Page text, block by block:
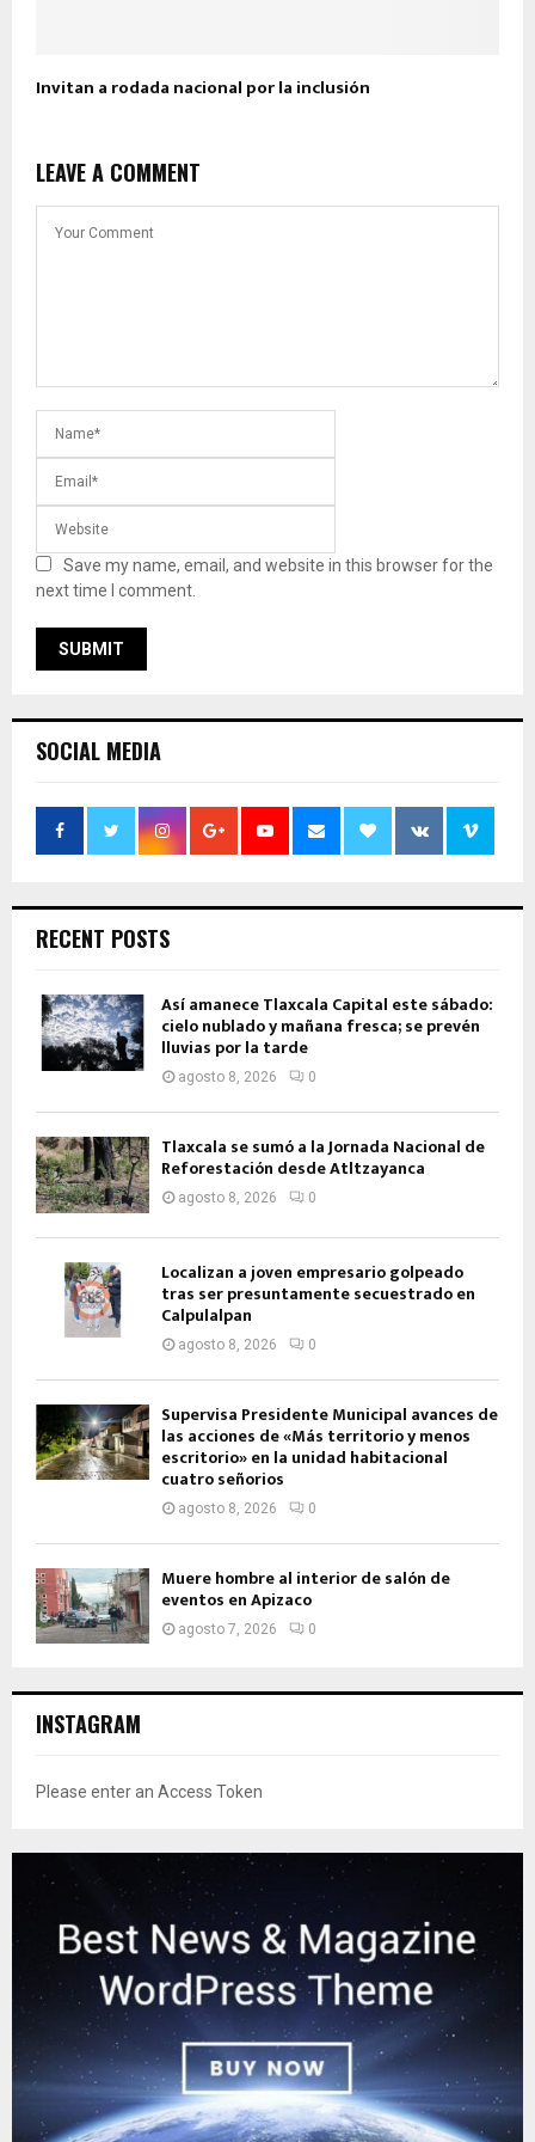
Invitan a rodada nacional por la inclusión
LEAVE A COMMENT
Save my name, email, and website in this browser for the
next time I comment.
SOCIAL MEDIA
RECENT POSTS
Así amanece Tlaxcala Capital este sábado:
cielo nublado y mañana fresca; se prevén
lluvias por la tarde
agosto 8, 2026 0
Tlaxcala se sumó a la Jornada Nacional de
Reforestación desde Atltzayanca
agosto 8, 2026 0
Localizan a joven empresario golpeado
tras ser presuntamente secuestrado en
Calpulalpan
agosto 8, 2026 0
Supervisa Presidente Municipal avances de
las acciones de «Más territorio y menos
escritorio» en la unidad habitacional
cuatro señorios
agosto 8, 2026 0
Muere hombre al interior de salón de
eventos en Apizaco
agosto 7, 2026 0
INSTAGRAM
Please enter an Access Token